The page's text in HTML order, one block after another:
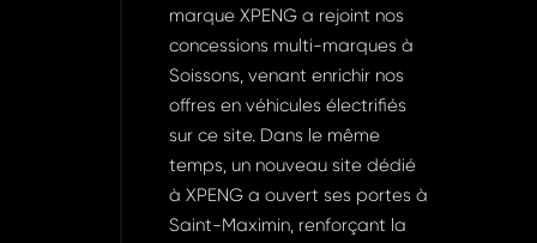
marque XPENG a rejoint nos
concessions multi-marques à
Soissons, venant enrichir nos
offres en véhicules électrifiés
sur ce site. Dans le même
temps, un nouveau site dédié
à XPENG a ouvert ses portes à
Saint-Maximin, renforçant la